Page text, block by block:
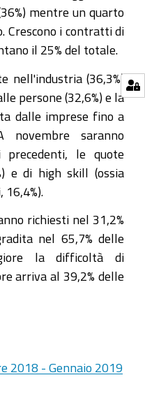
mentre un quarto
Crescono i contratti di
il 25% del totale.
nell'industria (36,3%)
persone (32,6%) e la
dalle imprese fino a
novembre saranno
le quote
e di high skill (ossia
richiesti nel 31,2%
nel 65,7% delle
la difficoltà di
arriva al 39,2% delle
2018 - Gennaio 2019